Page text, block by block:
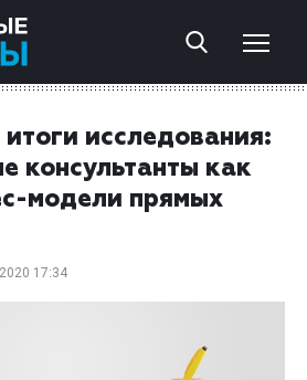
исследования:
консультанты как
модели прямых
17:34